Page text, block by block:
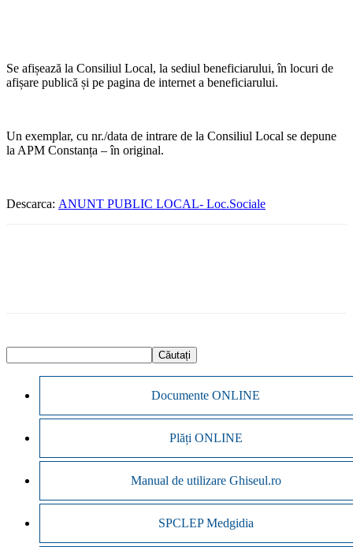
Se afișează la Consiliul Local, la sediul beneficiarului, în locuri de
afișare publică și pe pagina de internet a beneficiarului.
Un exemplar, cu nr./data de intrare de la Consiliul Local se depune
la APM Constanța – în original.
Descarca: ANUNT PUBLIC LOCAL- Loc.Sociale
Documente ONLINE
Plăți ONLINE
Manual de utilizare Ghiseul.ro
SPCLEP Medgidia